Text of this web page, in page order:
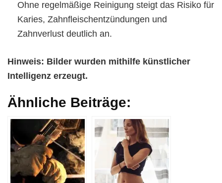
Ohne regelmäßige Reinigung steigt das Risiko für
Karies, Zahnfleischentzündungen und
Zahnverlust deutlich an.
Hinweis: Bilder wurden mithilfe künstlicher
Intelligenz erzeugt.
Ähnliche Beiträge: